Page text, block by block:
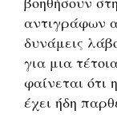
αντιγράφων
δυνάμεις
για μια
φαίνεται ότι
έχει ήδη